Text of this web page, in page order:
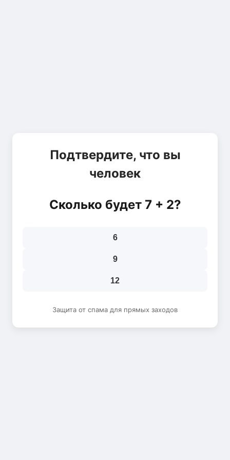
Подтвердите, что вы
человек
Сколько будет 7 + 2?
6
9
12
Защита от спама для прямых заходов